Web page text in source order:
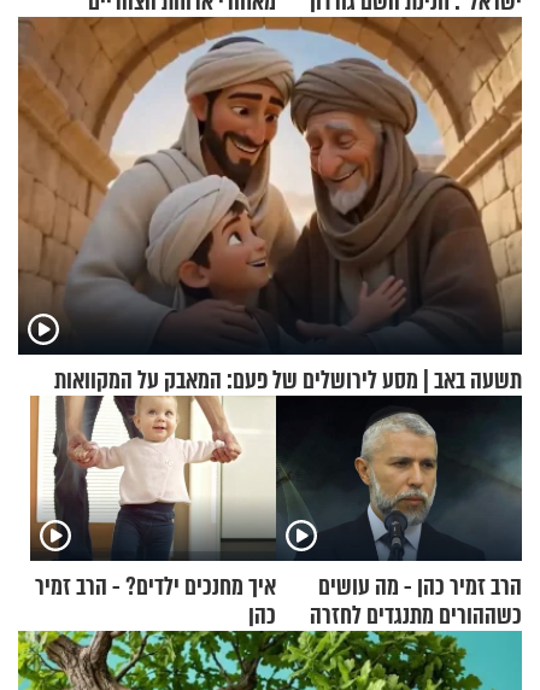
בריאיון מעורר השראה
שכבשה את הרשת?
תשעה באב | מסע לירושלים של פעם: המאבק על המקוואות
הרב זמיר כהן - מה עושים
כשההורים מתנגדים לחזרה
בתשובה?
איך מחנכים ילדים? - הרב זמיר
כהן